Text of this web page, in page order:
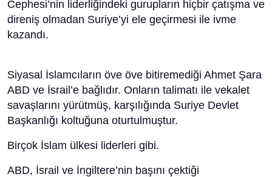
Cephesi’nin liderliğindeki gurupların hiçbir çatışma ve
direniş olmadan Suriye’yi ele geçirmesi ile ivme
kazandı.
Siyasal İslamcıların öve öve bitiremediği Ahmet Şara
ABD ve İsrail’e bağlıdır. Onların talimatı ile vekalet
savaşlarını yürütmüş, karşılığında Suriye Devlet
Başkanlığı koltuğuna oturtulmuştur.
Birçok İslam ülkesi liderleri gibi.
ABD, İsrail ve İngiltere’nin başını çektiği